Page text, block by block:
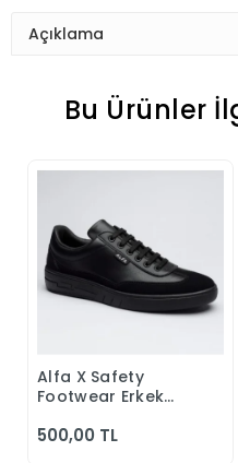
Açıklama
Bu Ürünler
Sepete Ekle
Alfa X Safety
Footwear Erkek
Klasik Ayakkabı
500,00 TL